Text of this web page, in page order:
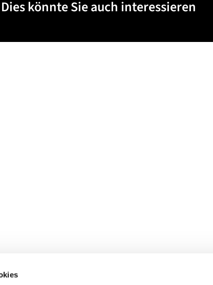
Dies könnte Sie auch interessieren